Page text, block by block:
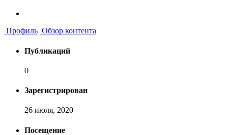
Профиль Обзор контента
Публикаций
0
Зарегистрирован
26 июля, 2020
Посещение